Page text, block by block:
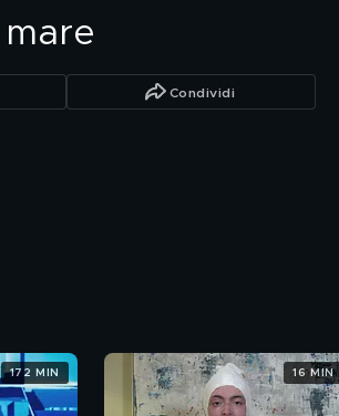
mare
Condividi
172 MIN 16 MIN